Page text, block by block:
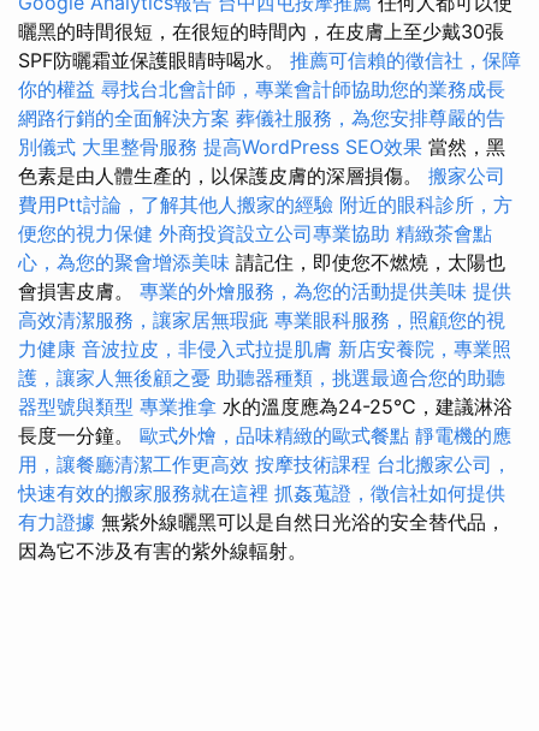
曬黑的時間很短，在很短的時間內，在皮膚上至少戴30張
SPF防曬霜並保護眼睛時喝水。 推薦可信賴的徵信社，保障
你的權益 尋找台北會計師，專業會計師協助您的業務成長
網路行銷的全面解決方案 葬儀社服務，為您安排尊嚴的告
別儀式 大里整骨服務 提高WordPress SEO效果 當然，黑
色素是由人體生產的，以保護皮膚的深層損傷。 搬家公司
費用Ptt討論，了解其他人搬家的經驗 附近的眼科診所，方
便您的視力保健 外商投資設立公司專業協助 精緻茶會點
心，為您的聚會增添美味 請記住，即使您不燃燒，太陽也
會損害皮膚。 專業的外燴服務，為您的活動提供美味 提供
高效清潔服務，讓家居無瑕疵 專業眼科服務，照顧您的視
力健康 音波拉皮，非侵入式拉提肌膚 新店安養院，專業照
護，讓家人無後顧之憂 助聽器種類，挑選最適合您的助聽
器型號與類型 專業推拿 水的溫度應為24-25°C，建議淋浴
長度一分鐘。 歐式外燴，品味精緻的歐式餐點 靜電機的應
用，讓餐廳清潔工作更高效 按摩技術課程 台北搬家公司，
快速有效的搬家服務就在這裡 抓姦蒐證，徵信社如何提供
有力證據 無紫外線曬黑可以是自然日光浴的安全替代品，
因為它不涉及有害的紫外線輻射。